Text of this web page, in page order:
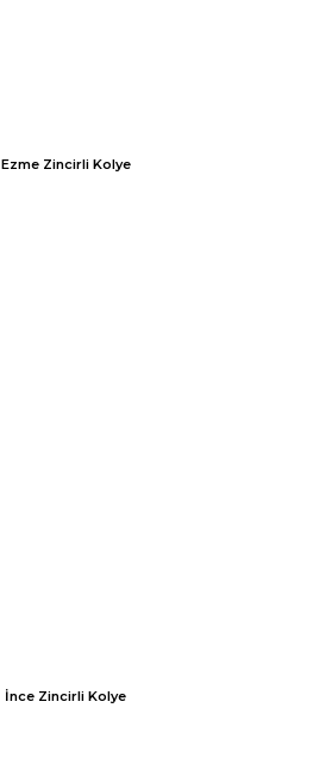
Ezme Zincirli Kolye
İnce Zincirli Kolye